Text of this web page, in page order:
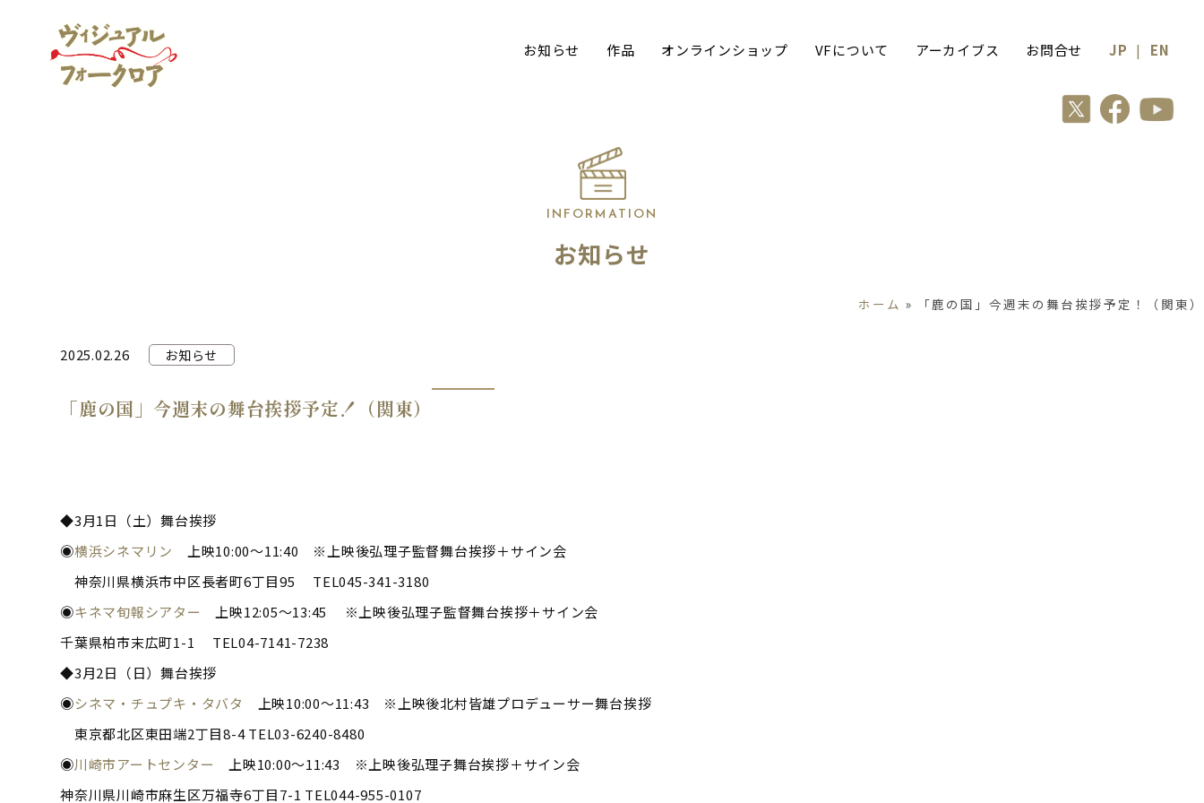
お知らせ 作品 オンラインショップ VFについて アーカイブス お問合せ JP | EN
INFORMATION
お知らせ
ホーム » 「鹿の国」今週末の舞台挨拶予定！（関東）
2025.02.26 お知らせ
「鹿の国」今週末の舞台挨拶予定！（関東）
◆3月1日（土）舞台挨拶
◉横浜シネマリン
上映10:00〜11:40 ※上映後弘理子監督舞台挨拶＋サイン会
神奈川県横浜市中区長者町6丁目95 TEL045-341-3180
◉キネマ旬報シアター
上映12:05～13:45 ※上映後弘理子監督舞台挨拶＋サイン会
千葉県柏市末広町1-1 TEL04-7141-7238
◆3月2日（日）舞台挨拶
◉シネマ・チュプキ・タバタ
上映10:00〜11:43 ※上映後北村皆雄プロデューサー舞台挨拶
東京都北区東田端2丁目8-4 TEL03-6240-8480
◉川崎市アートセンター
上映10:00〜11:43 ※上映後弘理子舞台挨拶＋サイン会
神奈川県川崎市麻生区万福寺6丁目7-1 TEL044-955-0107